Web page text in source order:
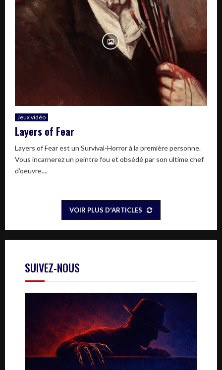
Jeux vidéo
Layers of Fear
Layers of Fear est un Survival-Horror à la première personne.
Vous incarnerez un peintre fou et obsédé par son ultime chef
d’oeuvre....
VOIR PLUS D'ARTICLES
SUIVEZ-NOUS